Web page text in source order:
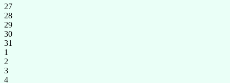
27
28
29
30
31
1
2
3
4